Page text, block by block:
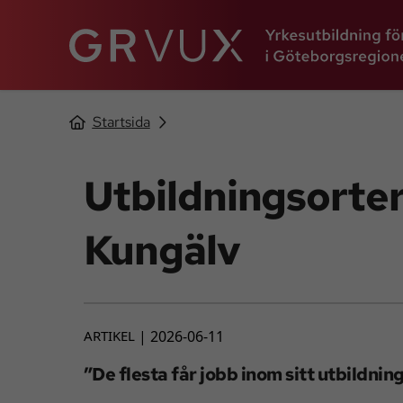
Startsida
Kungälv
ARTIKEL 2026-06-11
”De flesta får jobb inom sitt